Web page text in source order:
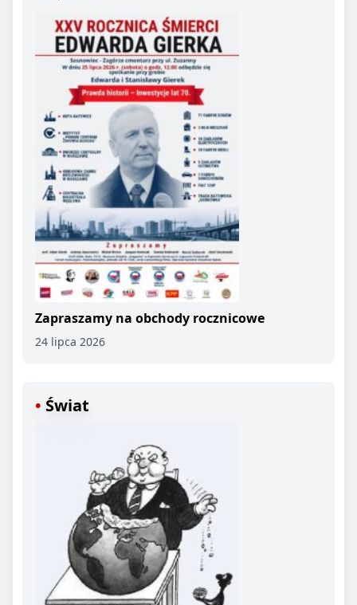
Zapraszamy na obchody rocznicowe
24 lipca 2026
Świat